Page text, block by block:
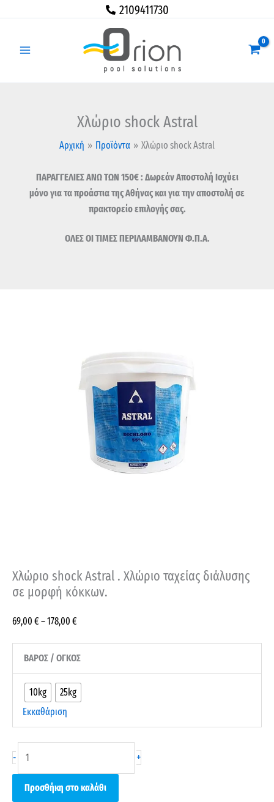
2109411730
Χλώριο shock Astral
Αρχική Προϊόντα Χλώριο shock Astral
ΠΑΡΑΓΓΕΛΙΕΣ ΑΝΩ ΤΩΝ 150€ : Δωρεάν Αποστολή Ισχύει
μόνο για τα προάστια της Αθήνας και για την αποστολή σε
πρακτορείο επιλογής σας.
ΟΛΕΣ ΟΙ ΤΙΜΕΣ ΠΕΡΙΛΑΜΒΑΝΟΥΝ Φ.Π.Α.
Χλώριο shock Astral . Χλώριο ταχείας διάλυσης
σε μορφή κόκκων.
69,00 € –178,00 €
through
178,00 €
ΒΑΡΟΣ / ΟΓΚΟΣ
10kg
25kg
Εκκαθάριση
-
ποσότητα
+
Προσθήκη στο καλάθι